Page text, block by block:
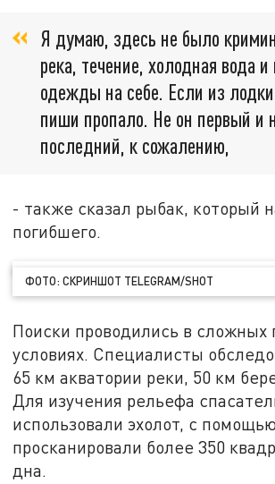
Я думаю, здесь не было
река, течение, холодная вода и
одежды на себе. Если из
пиши пропало. Не он первый и
последний, к сожалению,
- также сказал рыбак, который
погибшего.
ФОТО: СКРИНШОТ TELEGRAM/SHOT
Поиски проводились в сложных
условиях. Специалисты
65 км акватории реки, 50 км
Для изучения рельефа
использовали эхолот, с
просканировали более 350
дна.